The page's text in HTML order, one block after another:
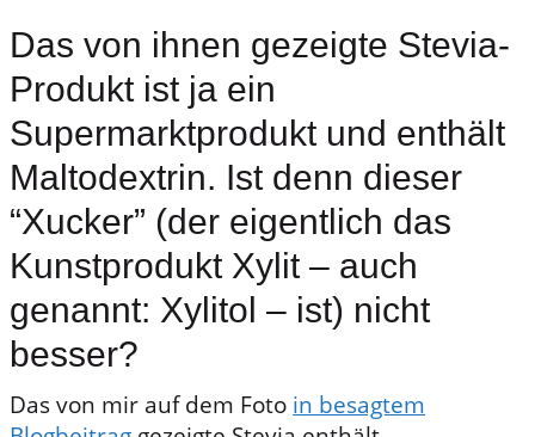
Das von ihnen gezeigte Stevia-
Produkt ist ja ein
Supermarktprodukt und enthält
Maltodextrin. Ist denn dieser
“Xucker” (der eigentlich das
Kunstprodukt Xylit – auch
genannt: Xylitol – ist) nicht
besser?
Das von mir auf dem Foto in besagtem